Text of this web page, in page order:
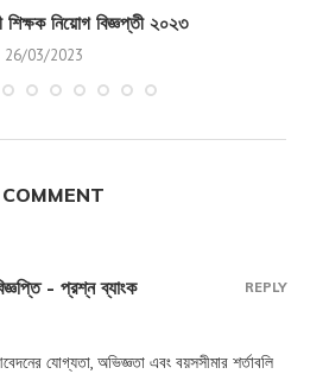
শিক্ষক নিয়োগ বিজ্ঞপ্তী ২০২৩
26/03/2023
- প্রশ্ন ব্যাংক
যোগ্যতা, অভিজ্ঞতা এবং বয়সসীমার শর্তাবলি
REPLY